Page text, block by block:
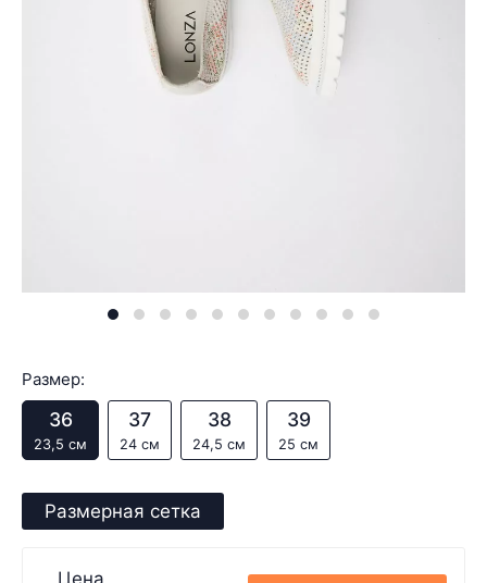
Размер:
36
23,5 см
37
24 см
38
24,5 см
39
25 см
Размерная сетка